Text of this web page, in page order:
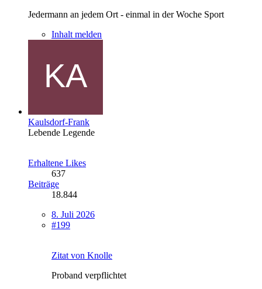
Jedermann an jedem Ort - einmal in der Woche Sport
Inhalt melden
Kaulsdorf-Frank
Lebende Legende
Erhaltene Likes
637
Beiträge
18.844
8. Juli 2026
#199
Zitat von Knolle
Proband verpflichtet